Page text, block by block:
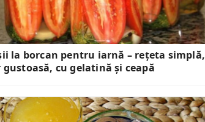
la borcan pentru iarnă – rețeta simplă,
gustoasă, cu gelatină și ceapă